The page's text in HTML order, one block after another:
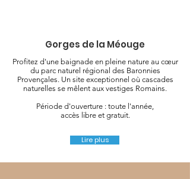
Gorges de la Méouge
Profitez d'une baignade en pleine nature au cœur
du parc naturel régional des Baronnies
Provençales. Un site exceptionnel où cascades
naturelles se mêlent aux vestiges Romains.
Période d'ouverture : toute l'année,
accès libre et gratuit.
Lire plus